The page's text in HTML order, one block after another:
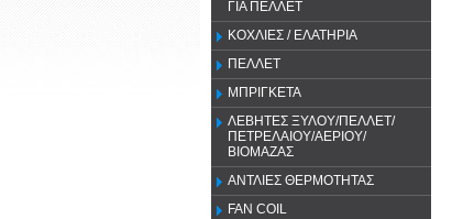
ΓΙΑ ΠΕΛΛΕΤ
ΚΟΧΛΙΕΣ / ΕΛΑΤΗΡΙΑ
ΠΕΛΛΕΤ
ΜΠΡΙΓΚΕΤΑ
ΛΕΒΗΤΕΣ ΞΥΛΟΥ/ΠΕΛΛΕΤ/
ΠΕΤΡΕΛΑΙΟΥ/ΑΕΡΙΟΥ/
ΒΙΟΜΑΖΑΣ
ΑΝΤΛΙΕΣ ΘΕΡΜΟΤΗΤΑΣ
FAN COIL